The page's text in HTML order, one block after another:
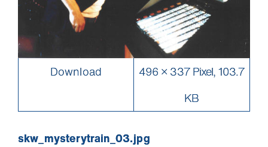
Download
496 × 337 Pixel, 103.7
KB
skw_mysterytrain_03.jpg